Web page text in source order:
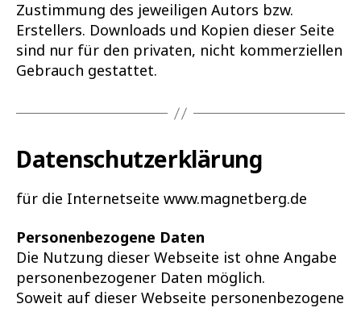
Zustimmung des jeweiligen Autors bzw.
Erstellers. Downloads und Kopien dieser Seite
sind nur für den privaten, nicht kommerziellen
Gebrauch gestattet.
Datenschutzerklärung
für die Internetseite www.magnetberg.de
Personenbezogene Daten
Die Nutzung dieser Webseite ist ohne Angabe
personenbezogener Daten möglich.
Soweit auf dieser Webseite personenbezogene